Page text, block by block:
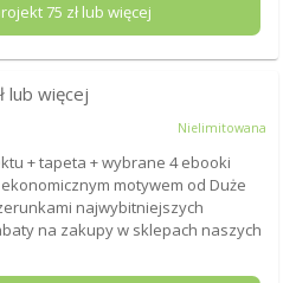
75 zł lub więcej
lub więcej
Nielimitowana
+ tapeta + wybrane 4 ebooki
motywem od Duże
najwybitniejszych
na zakupy w sklepach naszych